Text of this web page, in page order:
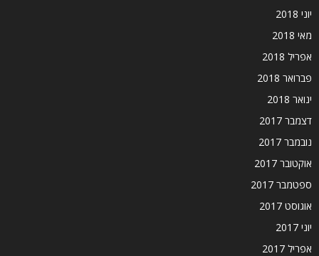
יוני 2018
מאי 2018
אפריל 2018
פברואר 2018
ינואר 2018
דצמבר 2017
נובמבר 2017
אוקטובר 2017
ספטמבר 2017
אוגוסט 2017
יוני 2017
אפריל 2017